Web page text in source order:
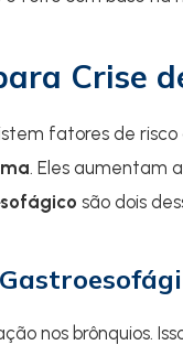
Crise
fatores de
. Eles aumentam
são dois
nos brônquios.